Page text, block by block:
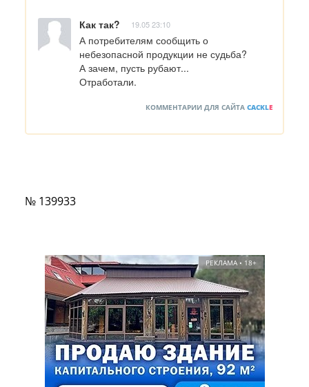
Как так? 19.05 23:10
А потребителям сообщить о
небезопасной продукции не судьба?
А зачем, пусть рубают...
Отработали.
КОММЕНТАРИИ ДЛЯ САЙТА CACKLE
№ 139933
РЕКЛАМА • 18+